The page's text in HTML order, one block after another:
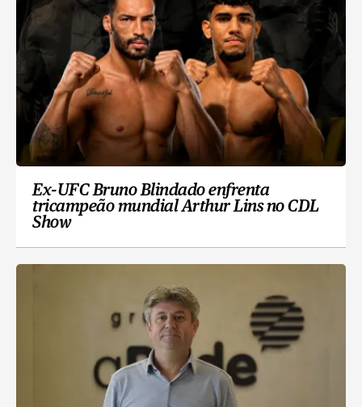
Ex-UFC Bruno Blindado enfrenta
tricampeão mundial Arthur Lins no CDL
Show